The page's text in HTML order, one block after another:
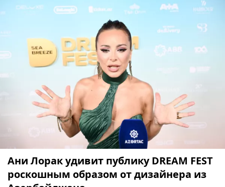
Ани Лорак удивит публику DREAM FEST
роскошным образом от дизайнера из